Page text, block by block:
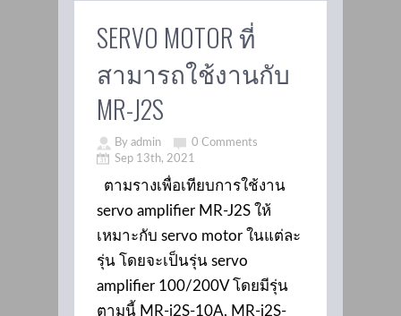
SERVO MOTOR ที่
สามารถใช้งานกับ
MR-J2S
By admin
0 Comments
Sep 13th, 2021
ตามรางเพื่อเทียบการใช้งาน
servo amplifier MR-J2S ให้
เหมาะกับ servo motor ในแต่ละ
รุ่น โดยจะเป็นรุ่น servo
amplifier 100/200V โดยมีรุ่น
ตามนี้ MR-j2S-10A, MR-j2S-